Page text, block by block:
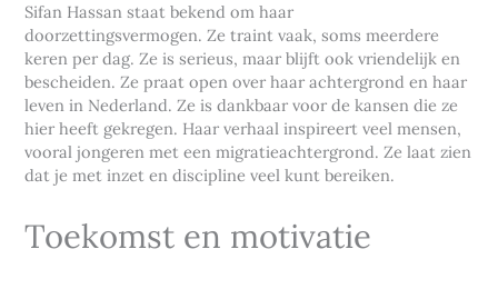
Sifan Hassan staat bekend om haar
doorzettingsvermogen. Ze traint vaak, soms meerdere
keren per dag. Ze is serieus, maar blijft ook vriendelijk en
bescheiden. Ze praat open over haar achtergrond en haar
leven in Nederland. Ze is dankbaar voor de kansen die ze
hier heeft gekregen. Haar verhaal inspireert veel mensen,
vooral jongeren met een migratieachtergrond. Ze laat zien
dat je met inzet en discipline veel kunt bereiken.
Toekomst en motivatie